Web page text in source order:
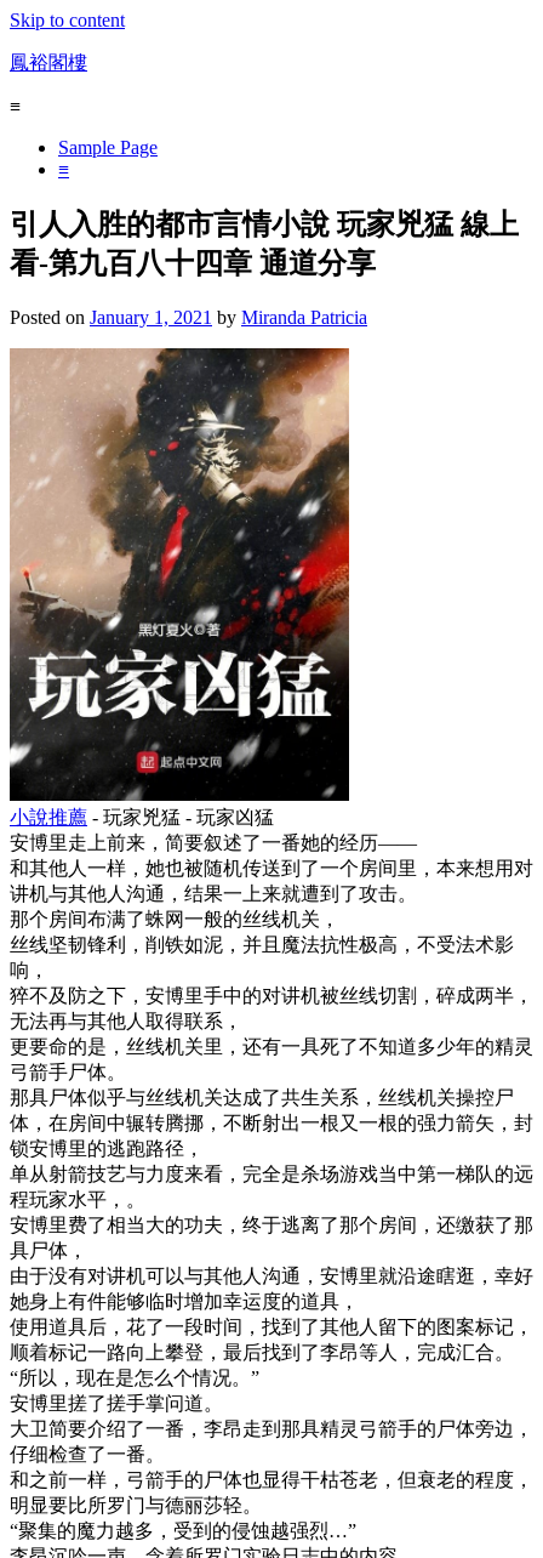
Skip to content
鳳裕閣樓
≡
Sample Page
≡
引人入胜的都市言情小說 玩家兇猛 線上
看-第九百八十四章 通道分享
Posted on January 1, 2021 by Miranda Patricia
小說推薦 - 玩家兇猛 - 玩家凶猛
安博里走上前来，简要叙述了一番她的经历——
和其他人一样，她也被随机传送到了一个房间里，本来想用对
讲机与其他人沟通，结果一上来就遭到了攻击。
那个房间布满了蛛网一般的丝线机关，
丝线坚韧锋利，削铁如泥，并且魔法抗性极高，不受法术影
响，
猝不及防之下，安博里手中的对讲机被丝线切割，碎成两半，
无法再与其他人取得联系，
更要命的是，丝线机关里，还有一具死了不知道多少年的精灵
弓箭手尸体。
那具尸体似乎与丝线机关达成了共生关系，丝线机关操控尸
体，在房间中辗转腾挪，不断射出一根又一根的强力箭矢，封
锁安博里的逃跑路径，
单从射箭技艺与力度来看，完全是杀场游戏当中第一梯队的远
程玩家水平，。
安博里费了相当大的功夫，终于逃离了那个房间，还缴获了那
具尸体，
由于没有对讲机可以与其他人沟通，安博里就沿途瞎逛，幸好
她身上有件能够临时增加幸运度的道具，
使用道具后，花了一段时间，找到了其他人留下的图案标记，
顺着标记一路向上攀登，最后找到了李昂等人，完成汇合。
“所以，现在是怎么个情况。”
安博里搓了搓手掌问道。
大卫简要介绍了一番，李昂走到那具精灵弓箭手的尸体旁边，
仔细检查了一番。
和之前一样，弓箭手的尸体也显得干枯苍老，但衰老的程度，
明显要比所罗门与德丽莎轻。
“聚集的魔力越多，受到的侵蚀越强烈…”